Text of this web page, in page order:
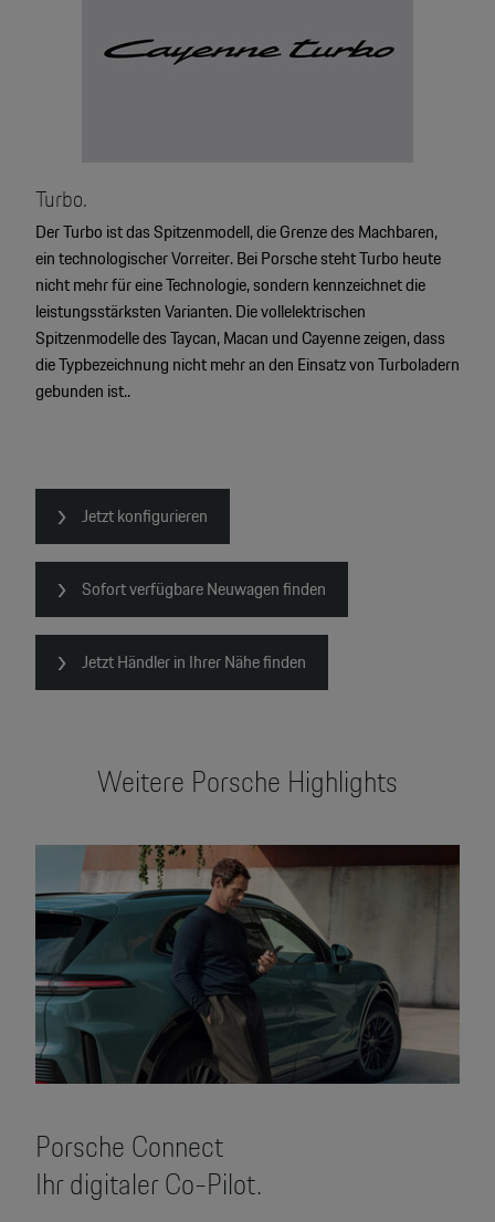
Turbo.
Der Turbo ist das Spitzenmodell, die Grenze des Machbaren,
ein technologischer Vorreiter. Bei Porsche steht Turbo heute
nicht mehr für eine Technologie, sondern kennzeichnet die
leistungsstärksten Varianten. Die vollelektrischen
Spitzenmodelle des Taycan, Macan und Cayenne zeigen, dass
die Typbezeichnung nicht mehr an den Einsatz von Turboladern
gebunden ist..
Jetzt konfigurieren
Sofort verfügbare Neuwagen finden
Jetzt Händler in Ihrer Nähe finden
Weitere Porsche Highlights
Porsche Connect
Ihr digitaler Co-Pilot.